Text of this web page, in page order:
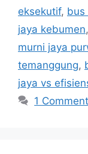
eksekutif, bus
jaya kebumen,
murni jaya
temanggung,
jaya vs
1 Comment